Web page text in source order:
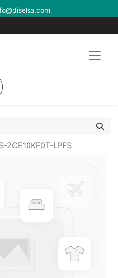
2CE10KF0T-LPFS